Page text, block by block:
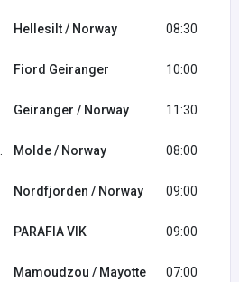
Hellesilt / Norway 08:30
Fiord Geiranger 10:00
Geiranger / Norway 11:30
Molde / Norway 08:00
Nordfjorden / Norway 09:00
PARAFIA VIK 09:00
Mamoudzou / Mayotte 07:00